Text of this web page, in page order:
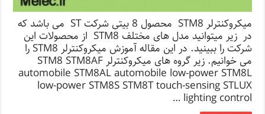
میکروکنترلر STM8 محصول 8 بیتی شرکت ST می باشد که
در زیر میتوانید مدل ھای مختلف STM8 از محصولات این
شرکت را ببینید. در این مقاله آموزش میکروکنترلر STM8 را
می خوانیم. زیر گروه های میکروکنترلر STM8 STM8AF
automobile STM8AL automobile low-power STM8L
low-power STM8S STM8T touch-sensing STLUX
lighting control …